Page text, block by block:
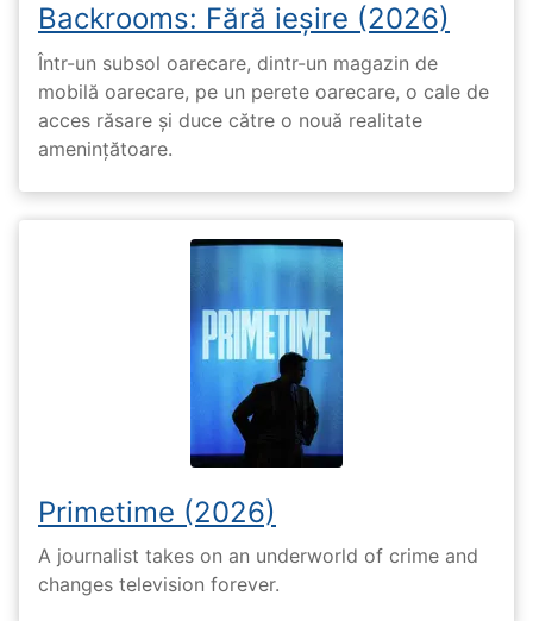
Backrooms: Fără ieșire (2026)
Într-un subsol oarecare, dintr-un magazin de
mobilă oarecare, pe un perete oarecare, o cale de
acces răsare și duce către o nouă realitate
amenințătoare.
Primetime (2026)
A journalist takes on an underworld of crime and
changes television forever.